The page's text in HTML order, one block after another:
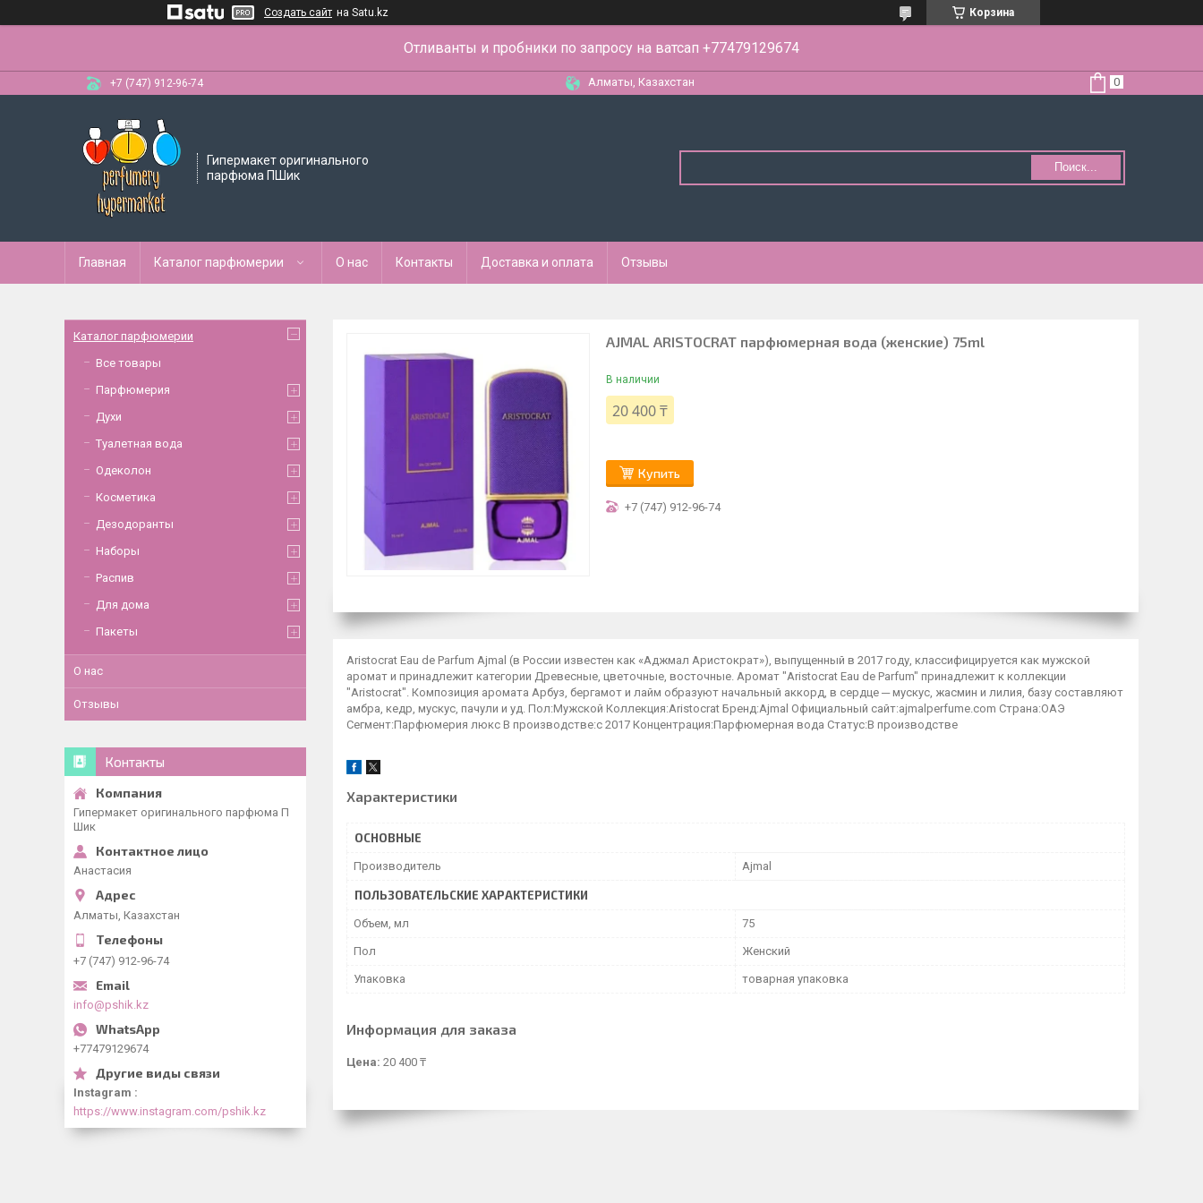
Создать сайт на Satu.kz Корзина
Отливанты и пробники по запросу на ватсап +77479129674
+7 (747) 912-96-74 Алматы, Казахстан
Гипермакет оригинального
парфюма ПШик
Поиск...
Главная Каталог парфюмерии О нас Контакты Доставка и оплата Отзывы
AJMAL ARISTOCRAT парфюмерная вода (женские) 75ml
В наличии
20 400 ₸
Купить
+7 (747) 912-96-74
Aristocrat Eau de Parfum Ajmal (в России известен как «Аджмал Аристократ»), выпущенный в 2017 году, классифицируется как мужской
аромат и принадлежит категории Древесные, цветочные, восточные. Аромат "Aristocrat Eau de Parfum" принадлежит к коллекции
"Aristocrat". Композиция аромата Арбуз, бергамот и лайм образуют начальный аккорд, в сердце ─ мускус, жасмин и лилия, базу составляют
амбра, кедр, мускус, пачули и уд. Пол:Мужской Коллекция:Aristocrat Бренд:Ajmal Официальный сайт:ajmalperfume.com Страна:ОАЭ
Сегмент:Парфюмерия люкс В производстве:с 2017 Концентрация:Парфюмерная вода Статус:В производстве
Характеристики
ОСНОВНЫЕ
Производитель Ajmal
ПОЛЬЗОВАТЕЛЬСКИЕ ХАРАКТЕРИСТИКИ
Объем, мл 75
Пол Женский
Упаковка товарная упаковка
Информация для заказа
Цена: 20 400 ₸
Каталог парфюмерии
Все товары
Парфюмерия
Духи
Туалетная вода
Одеколон
Косметика
Дезодоранты
Наборы
Распив
Для дома
Пакеты
О нас
Отзывы
Контакты
Гипермакет оригинального парфюма П
Шик
Анастасия
Алматы, Казахстан
+7 (747) 912-96-74
info@pshik.kz
+77479129674
Instagram
https://www.instagram.com/pshik.kz